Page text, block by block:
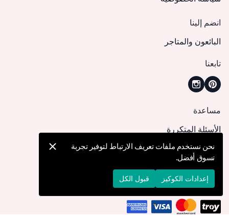
انضم إلينا
البائعون والمتاجر
تابعنا
مساعدة
الأسئلة المتكررة
كيف يمكنني تقديم طلب؟
الشحن والتوصيل
الإرجاع والإلغاء
نحن نستخدم ملفات تعريف الارتباط لتوفير تجربة
تسوق أفضل.
إعدادات الكوكيز قبول الكل